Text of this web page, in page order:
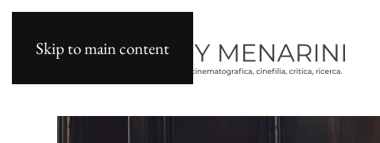
Skip to main content